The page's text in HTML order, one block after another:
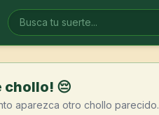
chollo! 😔
aparezca otro chollo parecido.